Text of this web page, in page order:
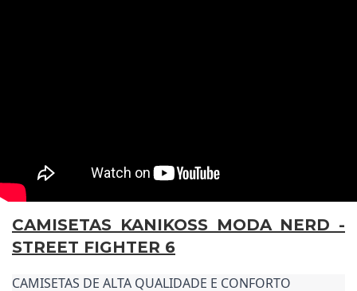
CAMISETAS KANIKOSS MODA NERD -
STREET FIGHTER 6
CAMISETAS DE ALTA QUALIDADE E CONFORTO